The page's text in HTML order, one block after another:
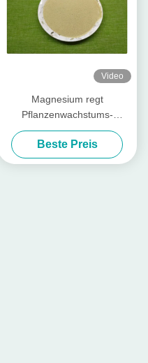
Video
Magnesium regt
Pflanzenwachstums-
Aminosäure chelierte
Mineralien für Blatt-
organisches Düngemittel an
Beste Preis